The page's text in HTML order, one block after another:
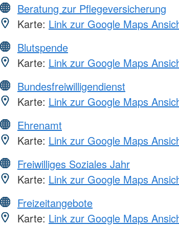
Beratung zur Pflegeversicherung
Karte: Link zur Google Maps
Blutspende
Karte: Link zur Google Maps
Bundesfreiwilligendienst
Karte: Link zur Google Maps
Ehrenamt
Karte: Link zur Google Maps
Freiwilliges Soziales Jahr
Karte: Link zur Google Maps
Freizeitangebote
Karte: Link zur Google Maps